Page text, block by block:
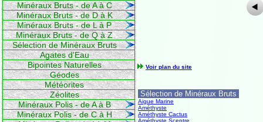
Minéraux Bruts - de A à C
Minéraux Bruts - de D à K
Minéraux Bruts - de L à P
Minéraux Bruts - de Q à Z
Sélection de Minéraux Bruts
Agates d'Eau
Bipointes Naturelles
Géodes
Météorites
Zéolites
Minéraux Polis - de A à B
Minéraux Polis - de C à H
Voir plan du site
Sélection de Minéraux Bruts
Aigue Marine
Améthyste
Améthyste Cactus
Améthyste Sceptre